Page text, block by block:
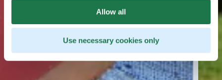
Allow all
Use necessary cookies only